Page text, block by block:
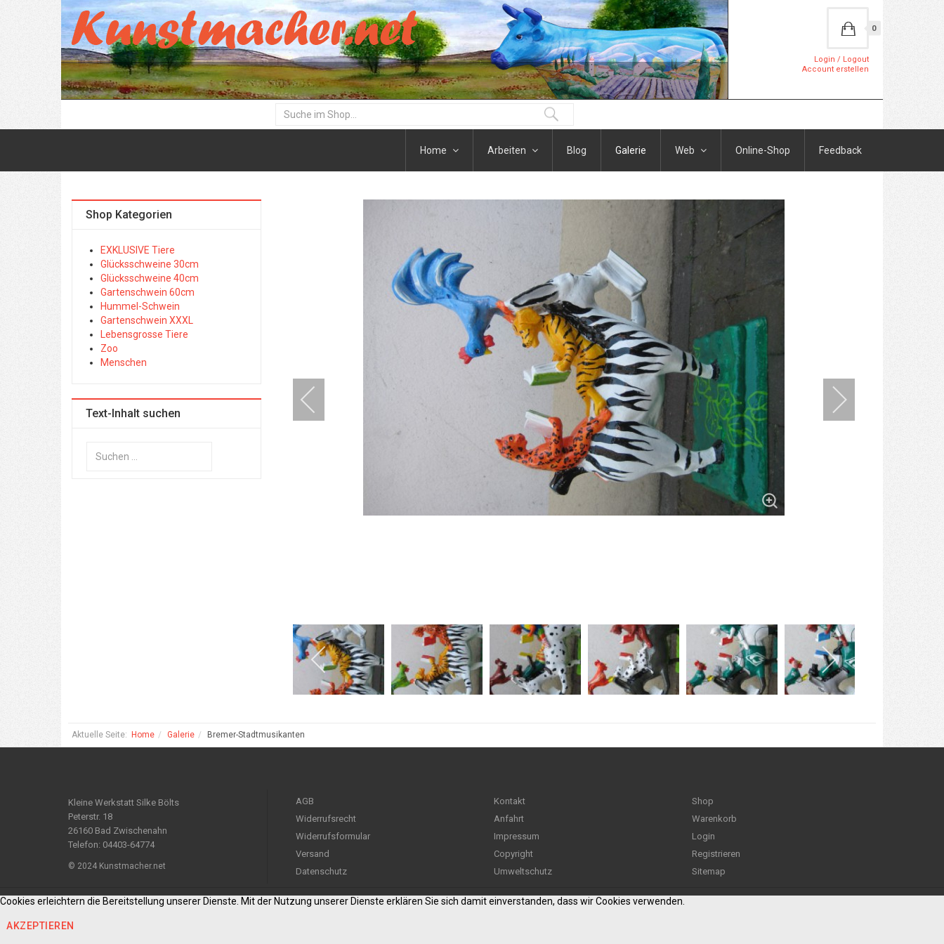
0
Login / Logout
Account erstellen
Home Arbeiten Blog Galerie Web Online-Shop Feedback
Shop Kategorien
EXKLUSIVE Tiere
Glücksschweine 30cm
Glücksschweine 40cm
Gartenschwein 60cm
Hummel-Schwein
Gartenschwein XXXL
Lebensgrosse Tiere
Zoo
Menschen
Text-Inhalt suchen
Aktuelle Seite: Home Galerie Bremer-Stadtmusikanten
Kleine Werkstatt Silke Bölts
Peterstr. 18
26160 Bad Zwischenahn
Telefon: 04403-64774
© 2024 Kunstmacher.net
AGB
Widerrufsrecht
Widerrufsformular
Versand
Datenschutz
Kontakt
Anfahrt
Impressum
Copyright
Umweltschutz
Shop
Warenkorb
Login
Registrieren
Sitemap
Cookies erleichtern die Bereitstellung unserer Dienste. Mit der Nutzung unserer Dienste erklären Sie sich damit einverstanden, dass wir Cookies verwenden.
AKZEPTIEREN